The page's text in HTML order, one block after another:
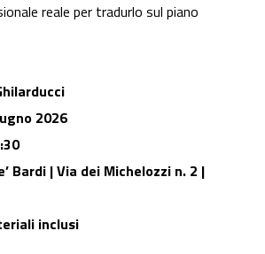
reale per tradurlo sul piano
2026
Bardi | Via dei Michelozzi n. 2 |
inclusi